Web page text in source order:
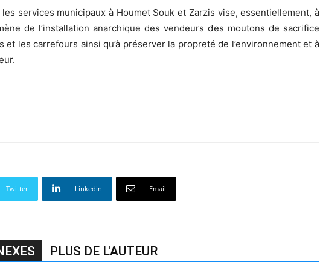
services municipaux à Houmet Souk et Zarzis vise, essentiellement, à
de l’installation anarchique des vendeurs des moutons de sacrifice
et les carrefours ainsi qu’à préserver la propreté de l’environnement et à
Twitter Linkedin Email
PLUS DE L'AUTEUR